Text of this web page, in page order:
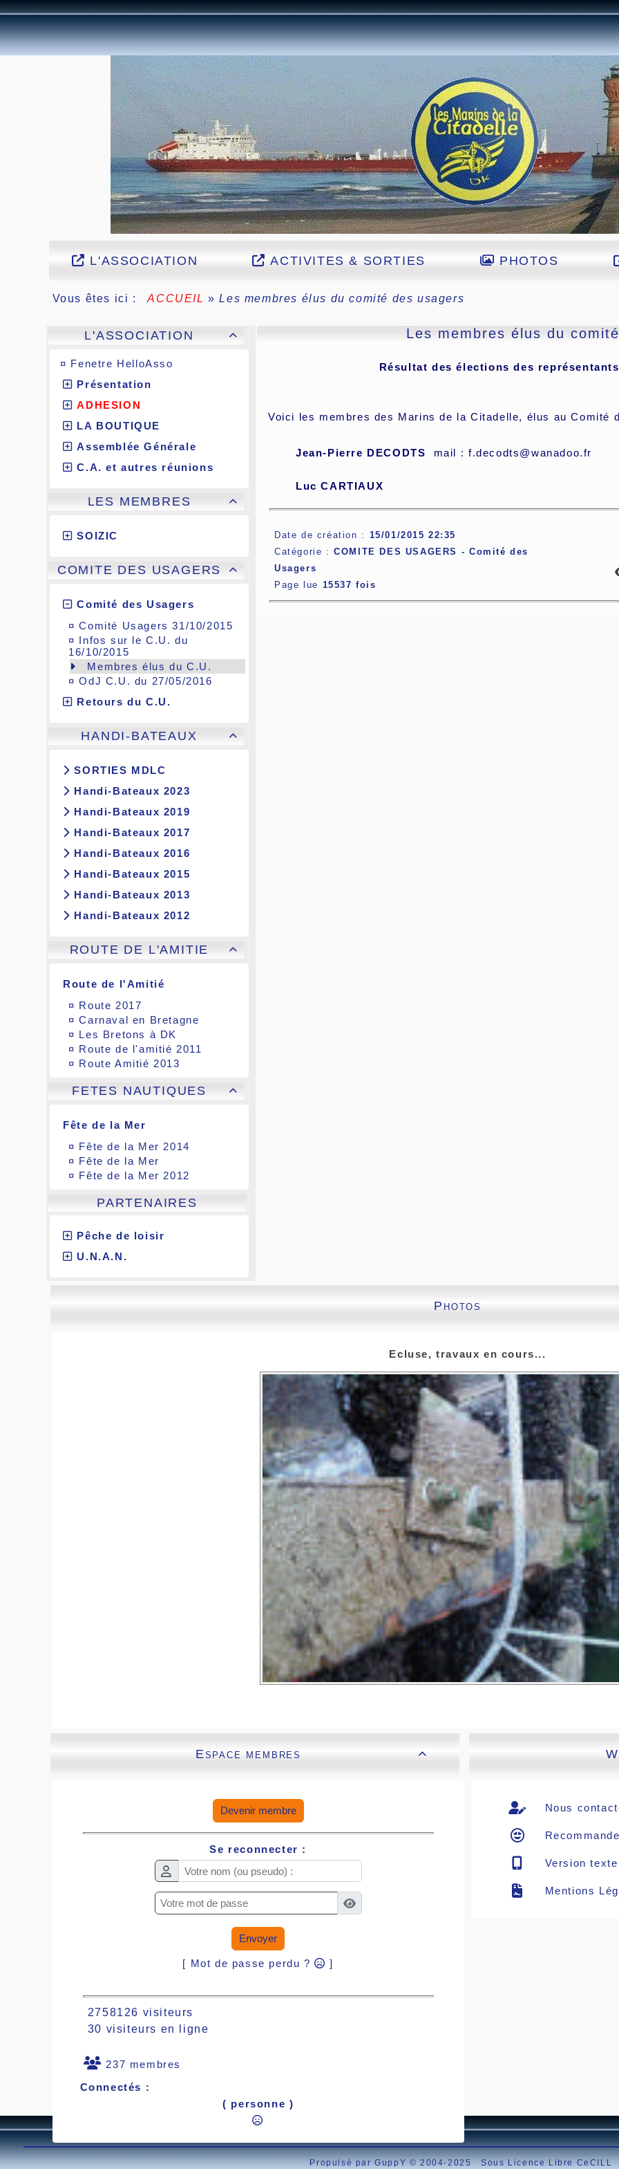
L'ASSOCIATION ACTIVITES & SORTIES PHOTOS
Vous êtes ici : ACCUEIL»Les membres élus du comité des usagers

L'ASSOCIATION
¤ Fenetre HelloAsso
Présentation
ADHESION
LA BOUTIQUE
Assemblée Générale
C.A. et autres réunions

LES MEMBRES
SOIZIC

COMITE DES USAGERS
Comité des Usagers
¤Comité Usagers 31/10/2015
¤ Infos sur le C.U. du
16/10/2015
Membres élus du C.U.
¤OdJ C.U. du 27/05/2016
Retours du C.U.

HANDI-BATEAUX
SORTIES MDLC
Handi-Bateaux 2023
Handi-Bateaux 2019
Handi-Bateaux 2017
Handi-Bateaux 2016
Handi-Bateaux 2015
Handi-Bateaux 2013
Handi-Bateaux 2012

ROUTE DE L'AMITIE
Route de l'Amitié
¤ Route 2017
¤Carnaval en Bretagne
¤ Les Bretons à DK
¤ Route de l'amitié 2011
¤ Route Amitié 2013

FETES NAUTIQUES
Fête de la Mer
¤ Fête de la Mer 2014
¤ Fête de la Mer
¤ Fête de la Mer 2012
PARTENAIRES
Pêche de loisir
U.N.A.N.
Les membres élus du
Résultat des élections des
Voici les membres des Marins de la Citadelle, élus au Comité
Jean-Pierre DECODTS mail : f.decodts@wanadoo.fr
Luc CARTIAUX
Date de création : 15/01/2015 22:35
Catégorie :COMITE DES USAGERS - Comité des
Usagers
Page lue 15537 fois
Photos
Ecluse, travaux en cours...

Espace membres
Devenir membre
Se reconnecter :
Envoyer
[ Mot de passe perdu ? ]
2758126 visiteurs
30 visiteurs en ligne
237 membres
Connectés :
( personne )
Nous
Version texte
Mentions
Propulsé par GuppY© 2004-2025 Sous Licence Libre CeCILL